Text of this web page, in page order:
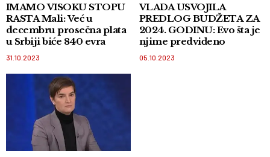
IMAMO VISOKU STOPU
RASTA Mali: Već u
decembru prosečna plata
u Srbiji biće 840 evra
31.10.2023
VLADA USVOJILA
PREDLOG BUDŽETA ZA
2024. GODINU: Evo šta je
njime predviđeno
05.10.2023